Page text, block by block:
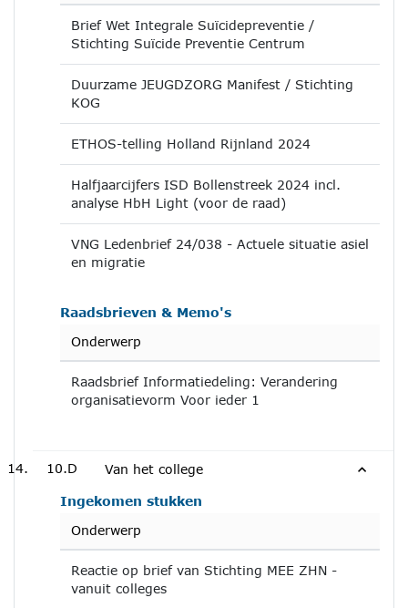
Brief Wet Integrale Suïcidepreventie /
Stichting Suïcide Preventie Centrum
Duurzame JEUGDZORG Manifest / Stichting
KOG
ETHOS-telling Holland Rijnland 2024
Halfjaarcijfers ISD Bollenstreek 2024 incl.
analyse HbH Light (voor de raad)
VNG Ledenbrief 24/038 - Actuele situatie asiel
en migratie
Raadsbrieven & Memo's
Onderwerp
Raadsbrief Informatiedeling: Verandering
organisatievorm Voor ieder 1
10.D Van het college
Ingekomen stukken
Onderwerp
Reactie op brief van Stichting MEE ZHN -
vanuit colleges